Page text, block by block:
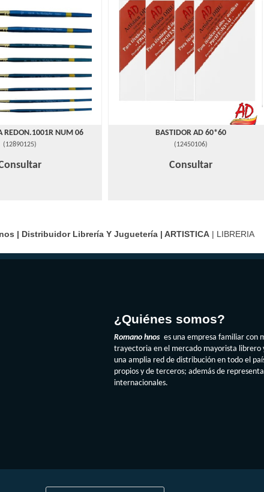
REDON.1001R NUM 06
(12890125)
BASTIDOR AD 60*60
(12450106)
Consultar
| Distribuidor Librería Y Juguetería | ARTISTICA| LIBRERIA
¿Quiénes somos?
Romano hnos es una empresa familiar con
trayectoria en el mercado mayorista librero
una amplia red de distribución en todo el
propios y de terceros; además de
internacionales.